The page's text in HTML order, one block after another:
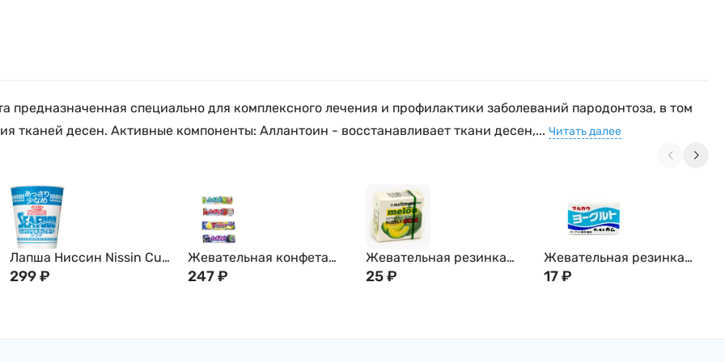
предназначенная специально для комплексного лечения и профилактики заболеваний пародонтоза, в том
тканей десен. Активные компоненты: Аллантоин - восстанавливает ткани десен,... Читать далее
Лапша Ниссин Nissin Cup
Noodle с Гребешком,
299₽
Жевательная конфета
"Hi-Chew" Morinaga, 55,2г,
247₽
Жевательная резинка
MARUKAWA, со вкусом
25₽
Жевательная резинка
MARUKAWA, со вкусом
17₽